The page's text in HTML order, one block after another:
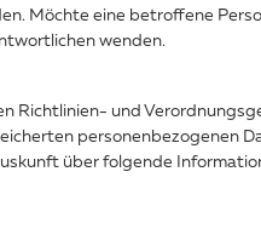
Möchte eine betroffene
wenden.
Richtlinien- und
personenbezogenen
über folgende